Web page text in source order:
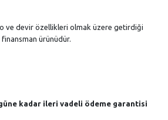
ve devir özellikleri olmak üzere getirdiği
ürünüdür.
kadar ileri vadeli ödeme garantisi